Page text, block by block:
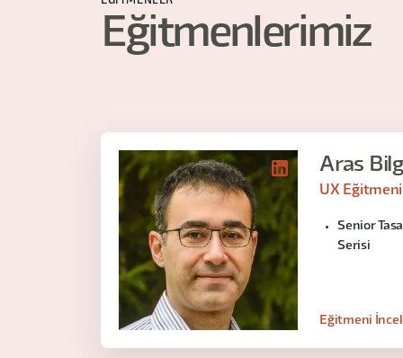
Eğitmenlerimiz
Aras
UX Eğitmeni
Senior
Serisi
Eğitmeni